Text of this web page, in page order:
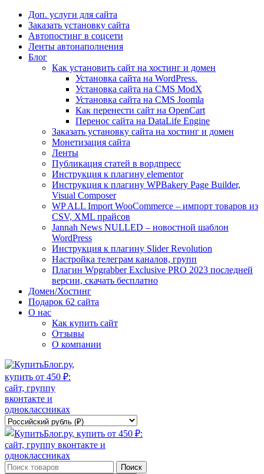
Доп. услуги для сайта
Заказать установку сайта
Автопостинг в соцсети
Ленты автонаполнения
Блог
Как установить сайт на хостинг и домен
Установка сайта на WordPress.
Установка сайта на CMS ModX
Установка сайта на CMS Joomla
Как перенести сайт на OpenCart
Перенос сайта на DataLife Engine
Заказать установку сайта на хостинг и домен
Монетизация сайта
Ленты
Публикация статей в вордпресс
Инструкция к плагину elementor
Инструкция к плагину WPBakery Page Builder,
Visual Composer
WP ALL Import WooCommerce – импорт товаров из
CSV, XML прайсов
Jannah News NULLED – новостной шаблон
WordPress
Инструкция к плагину Slider Revolution
Настройка телеграм каналов, групп
Плагин Wpgrabber Exclusive PRO 2023 последней
версии, скачать бесплатно
Домен/Хостинг
Подарок 62 сайта
О нас
Как купить сайт
Отзывы
О компании
Поиск